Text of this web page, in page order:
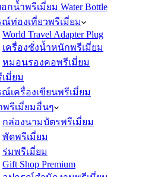
กน้ำพรีเมี่ยม Water Bottle
ท่องเที่ยวพรีเมี่ยม
World Travel Adapter Plug
เครื่องชั่งน้ำหนักพรีเมี่ยม
หมอนรองคอพรีเมี่ยม
มี่ยม
เครื่องเขียนพรีเมี่ยม
พรีเมี่ยมอื่นๆ
กล่องนามบัตรพรีเมี่ยม
พัดพรีเมี่ยม
ร่มพรีเมี่ยม
Gift Shop Premium